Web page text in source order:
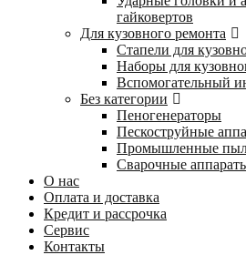
гайковертов
Для кузовного ремонта
Стапели для
Наборы для
Вспомогательный
Без категории
Пеногенераторы
Пескоструйные
Промышленные
Сварочные
О нас
Оплата и доставка
Кредит и рассрочка
Сервис
Контакты